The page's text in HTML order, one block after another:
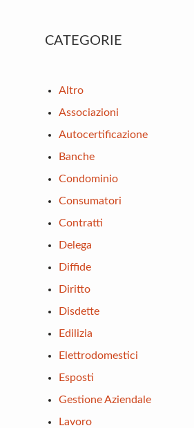
Primary
CATEGORIE
Altro
Associazioni
Autocertificazione
Banche
Condominio
Consumatori
Contratti
Delega
Diffide
Diritto
Disdette
Edilizia
Elettrodomestici
Esposti
Gestione Aziendale
Lavoro